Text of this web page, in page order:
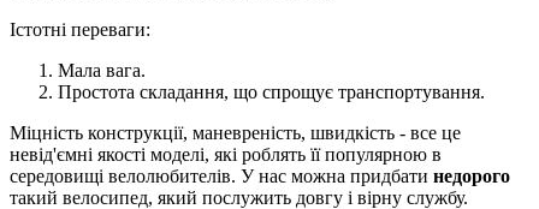
Істотні переваги:
Мала вага.
Простота складання, що спрощує транспортування.
Міцність конструкції, маневреність, швидкість - все це
невід'ємні якості моделі, які роблять її популярною в
середовищі велолюбителів. У нас можна придбати недорого
такий велосипед, який послужить довгу і вірну службу.